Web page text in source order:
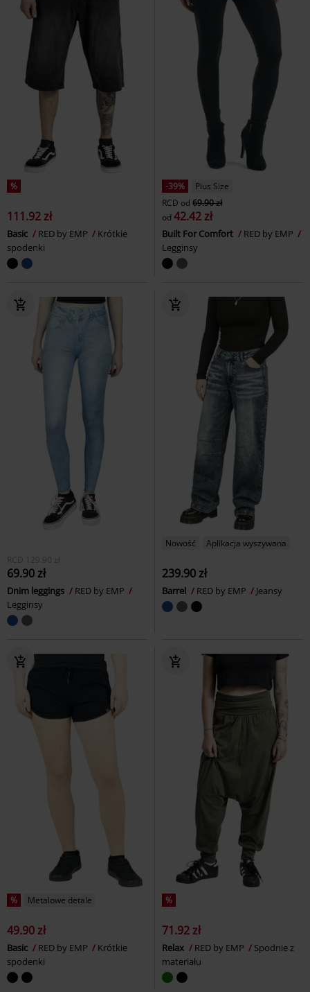
%
111.92 zł
Basic RED by EMP
Krótkie
spodenki
-39%
Plus Size
RCD od 69.90 zł
od 42.42 zł
Built For Comfort
RED by EMP
Legginsy
RCD 129.90 zł
69.90 zł
Dnim leggings
RED by EMP
Legginsy
Nowość Aplikacja wyszywana
239.90 zł
Barrel RED by EMP Jeansy
% Metalowe detale
49.90 zł
Basic RED by EMP
Krótkie
spodenki
%
71.92 zł
Relax RED by EMP
Spodnie z
materiału